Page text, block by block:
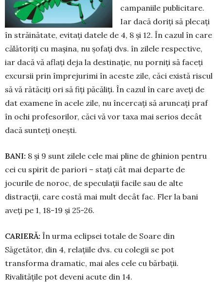
campaniile publicitare.
Iar dacă doriți să plecați
în străinătate, evitați datele de 4, 8 și 12. În cazul în care
călătoriți cu mașina, nu șofați dvs. în zilele respec­ti­ve,
iar dacă vă aflați deja la desti­nație, nu porniți să faceți
excursii prin împrejurimi în aceste zile, căci există riscul
să vă rătăciți ori să fiți păcăliți. În cazul în care aveți de
dat examene în acele zile, nu încercați să aruncați praf
în ochi profesorilor, căci vă vor taxa mai serios decât
dacă sunteți onești.
BANI: 8 și 9 sunt zilele cele mai pline de ghinion pentru
cei cu spirit de pariori – stați cât mai departe de
jocurile de noroc, de speculații facile sau de alte
distracții, care costă mai mult decât fac. Fler la bani
aveți pe 1, 18-19 și 25-26.
CARIERĂ: În urma eclipsei to­tale de Soare din
Săgetător, din 4, relațiile dvs. cu colegii se pot
transforma dramatic, mai ales cele cu bărbații.
Rivalitățile pot deveni acute din 14.